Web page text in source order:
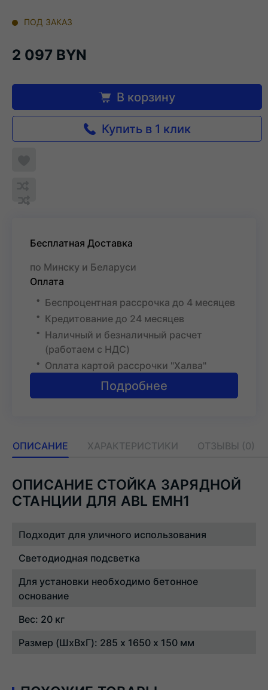
ПОД ЗАКАЗ
2 097 BYN
В корзину
Купить в 1 клик
желаемого
Обновляю
Добавить
сравнения
Бесплатная Доставка
по Минску и Беларуси
Оплата
Беспроцентная рассрочка до 4 месяцев
Кредитование до 24 месяцев
Наличный и безналичный расчет
(работаем с НДС)
Оплата картой рассрочки "Халва"
Подробнее
ОПИСАНИЕ ХАРАКТЕРИСТИКИ ОТЗЫВЫ (0)
ОПИСАНИЕ СТОЙКА ЗАРЯДНОЙ
СТАНЦИИ ДЛЯ ABL EMH1
Подходит для уличного использования
Светодиодная подсветка
Для установки необходимо бетонное
основание
Вес: 20 кг
Размер (ШхВхГ): 285 x 1650 x 150 мм